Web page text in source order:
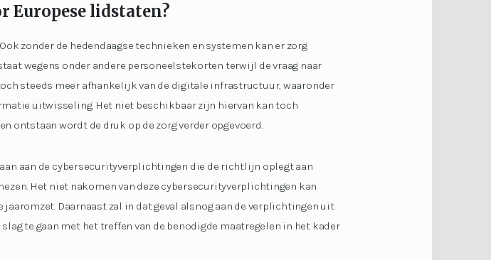
Europese lidstaten?
zonder de hedendaagse technieken en systemen kan er zorg
wegens onder andere personeelstekorten terwijl de vraag naar
steeds meer afhankelijk van de digitale infrastructuur, waaronder
uitwisseling. Het niet beschikbaar zijn hiervan kan toch
ontstaan wordt de druk op de zorg verder opgevoerd.
aan de cybersecurityverplichtingen die de richtlijn oplegt aan
Het niet nakomen van deze cybersecurityverplichtingen kan
Daarnaast zal in dat geval alsnog aan de verplichtingen uit
te gaan met het treffen van de benodigde maatregelen in het kader